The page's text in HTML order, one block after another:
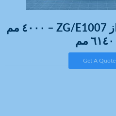
إضاءة الأنفاق طراز ZG/E1007 – ٤٠٠٠ مم
Get A Quote